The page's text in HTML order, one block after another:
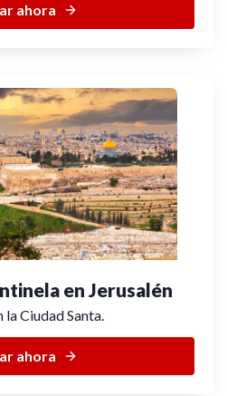
ahora
en Jerusalén
Ciudad Santa.
ahora